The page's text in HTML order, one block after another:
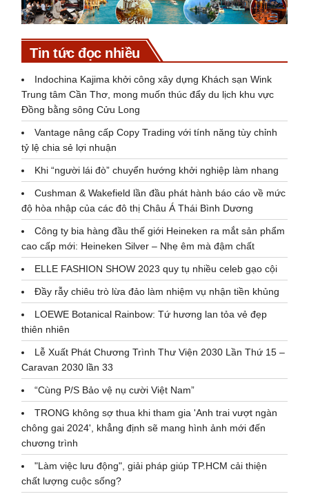
Tin tức đọc nhiều
Indochina Kajima khởi công xây dựng Khách sạn Wink
Trung tâm Cần Thơ, mong muốn thúc đẩy du lịch khu vực
Đồng bằng sông Cửu Long
Vantage nâng cấp Copy Trading với tính năng tùy chỉnh
tỷ lệ chia sẻ lợi nhuận
Khi “người lái đò” chuyển hướng khởi nghiệp làm nhang
Cushman & Wakefield lần đầu phát hành báo cáo về mức
độ hòa nhập của các đô thị Châu Á Thái Bình Dương
Công ty bia hàng đầu thế giới Heineken ra mắt sản phẩm
cao cấp mới: Heineken Silver – Nhẹ êm mà đậm chất
ELLE FASHION SHOW 2023 quy tụ nhiều celeb gạo cội
Đầy rẫy chiêu trò lừa đảo làm nhiệm vụ nhận tiền khủng
LOEWE Botanical Rainbow: Tứ hương lan tỏa vẻ đẹp
thiên nhiên
Lễ Xuất Phát Chương Trình Thư Viện 2030 Lần Thứ 15 –
Caravan 2030 lần 33
“Cùng P/S Bảo vệ nụ cười Việt Nam”
TRONG không sợ thua khi tham gia 'Anh trai vượt ngàn
chông gai 2024', khẳng định sẽ mang hình ảnh mới đến
chương trình
"Làm việc lưu động", giải pháp giúp TP.HCM cải thiện
chất lượng cuộc sống?